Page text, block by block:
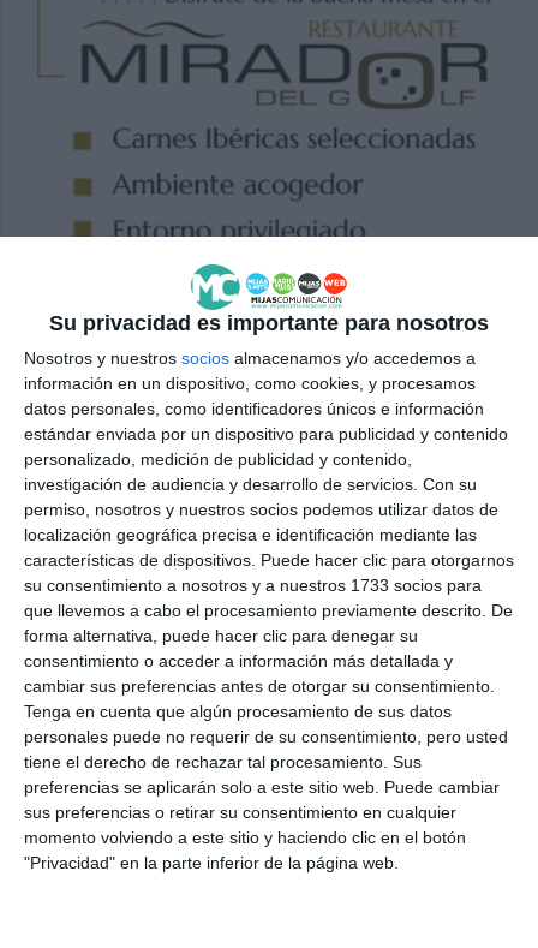
Su privacidad es importante para nosotros
Nosotros y nuestros socios almacenamos y/o accedemos a
información en un dispositivo, como cookies, y procesamos
datos personales, como identificadores únicos e información
estándar enviada por un dispositivo para publicidad y contenido
personalizado, medición de publicidad y contenido,
investigación de audiencia y desarrollo de servicios. Con su
permiso, nosotros y nuestros socios podemos utilizar datos de
localización geográfica precisa e identificación mediante las
características de dispositivos. Puede hacer clic para otorgarnos
su consentimiento a nosotros y a nuestros 1733 socios para
que llevemos a cabo el procesamiento previamente descrito. De
forma alternativa, puede hacer clic para denegar su
consentimiento o acceder a información más detallada y
cambiar sus preferencias antes de otorgar su consentimiento.
Tenga en cuenta que algún procesamiento de sus datos
personales puede no requerir de su consentimiento, pero usted
tiene el derecho de rechazar tal procesamiento. Sus
preferencias se aplicarán solo a este sitio web. Puede cambiar
sus preferencias o retirar su consentimiento en cualquier
momento volviendo a este sitio y haciendo clic en el botón
"Privacidad" en la parte inferior de la página web.